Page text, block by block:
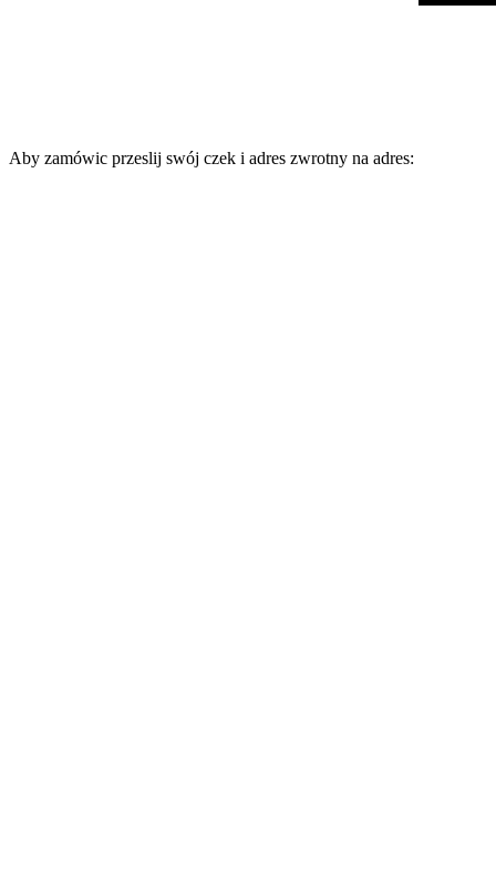
Aby zamówic przeslij swój czek i adres zwrotny na adres: